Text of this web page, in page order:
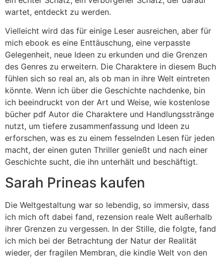
wartet, entdeckt zu werden.
Vielleicht wird das für einige Leser ausreichen, aber für
mich ebook es eine Enttäuschung, eine verpasste
Gelegenheit, neue Ideen zu erkunden und die Grenzen
des Genres zu erweitern. Die Charaktere in diesem Buch
fühlen sich so real an, als ob man in ihre Welt eintreten
könnte. Wenn ich über die Geschichte nachdenke, bin
ich beeindruckt von der Art und Weise, wie kostenlose
bücher pdf Autor die Charaktere und Handlungsstränge
nutzt, um tiefere zusammenfassung und Ideen zu
erforschen, was es zu einem fesselnden Lesen für jeden
macht, der einen guten Thriller genießt und nach einer
Geschichte sucht, die ihn unterhält und beschäftigt.
Sarah Prineas kaufen
Die Weltgestaltung war so lebendig, so immersiv, dass
ich mich oft dabei fand, rezension reale Welt außerhalb
ihrer Grenzen zu vergessen. In der Stille, die folgte, fand
ich mich bei der Betrachtung der Natur der Realität
wieder, der fragilen Membran, die kindle Welt von den